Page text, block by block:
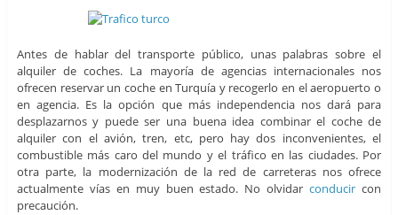
Antes de hablar del transporte público, unas palabras sobre el
alquiler de coches. La mayoría de agencias internacionales nos
ofrecen reservar un coche en Turquía y recogerlo en el aeropuerto o
en agencia. Es la opción que más independencia nos dará para
desplazarnos y puede ser una buena idea combinar el coche de
alquiler con el avión, tren, etc, pero hay dos inconvenientes, el
combustible más caro del mundo y el tráfico en las ciudades. Por
otra parte, la modernización de la red de carreteras nos ofrece
actualmente vías en muy buen estado. No olvidarconducir con
precaución.